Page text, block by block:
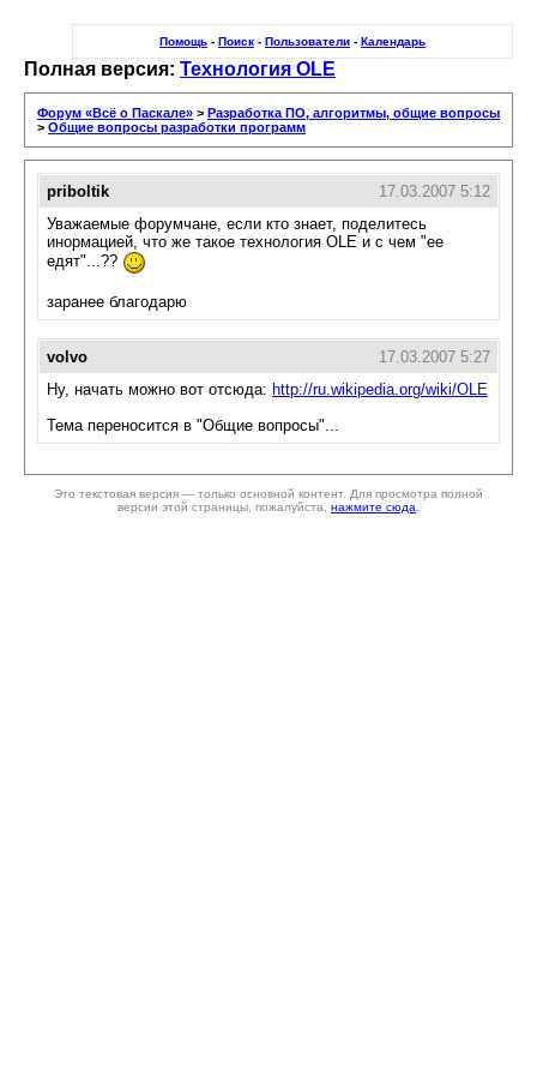
Помощь - Поиск - Пользователи - Календарь
Полная версия: Технология OLE
Форум «Всё о Паскале» > Разработка ПО, алгоритмы, общие вопросы
> Общие вопросы разработки программ
priboltik
17.03.2007 5:12
Уважаемые форумчане, если кто знает, поделитесь
инормацией, что же такое технология OLE и с чем "ее
едят"...??
заранее благодарю
volvo
17.03.2007 5:27
Ну, начать можно вот отсюда: http://ru.wikipedia.org/wiki/OLE
Тема переносится в "Общие вопросы"...
Это текстовая версия — только основной контент. Для просмотра полной
версии этой страницы, пожалуйста, нажмите сюда